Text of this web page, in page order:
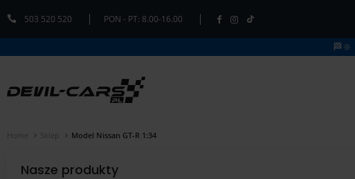
503 520 520 PON - PT: 8.00-16.00
🏁🔆
Home Sklep Model Nissan GT-R 1:34
Nasze produkty